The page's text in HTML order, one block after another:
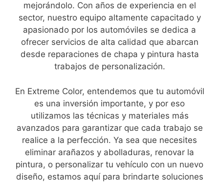
mejorándolo. Con años de experiencia en el
sector, nuestro equipo altamente capacitado y
apasionado por los automóviles se dedica a
ofrecer servicios de alta calidad que abarcan
desde reparaciones de chapa y pintura hasta
trabajos de personalización.
En Extreme Color, entendemos que tu automóvil
es una inversión importante, y por eso
utilizamos las técnicas y materiales más
avanzados para garantizar que cada trabajo se
realice a la perfección. Ya sea que necesites
eliminar arañazos y abolladuras, renovar la
pintura, o personalizar tu vehículo con un nuevo
diseño, estamos aquí para brindarte soluciones